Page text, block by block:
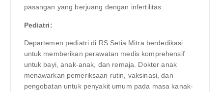
pasangan yang berjuang dengan infertilitas.
Pediatri:
Departemen pediatri di RS Setia Mitra berdedikasi
untuk memberikan perawatan medis komprehensif
untuk bayi, anak-anak, dan remaja. Dokter anak
menawarkan pemeriksaan rutin, vaksinasi, dan
pengobatan untuk penyakit umum pada masa kanak-